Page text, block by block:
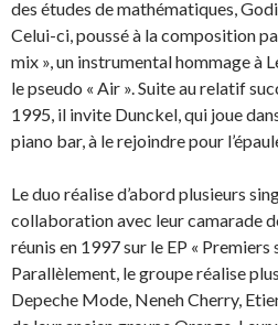
des études de mathématiques,
Celui-ci, poussé à la composition
mix », un instrumental hommage à
le pseudo « Air ».Suite au relatif
1995, il invite Dunckel, qui joue
piano bar, à le rejoindre pour
Le duo réalise d’abord plusieurs
collaboration avec leur camarade
réunis en 1997 sur le EP « Premiers
Parallèlement, le groupe réalise
Depeche Mode, Neneh Cherry,